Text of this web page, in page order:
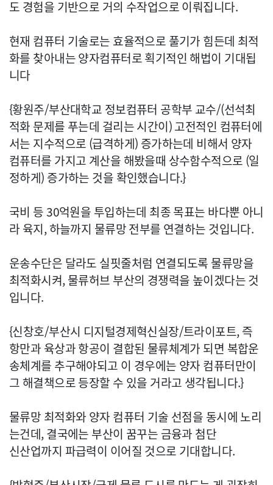
도 경험을 기반으로 거의 수작업으로 이뤄집니다.
현재 컴퓨터 기술로는 효율적으로 풀기가 힘든데 최적
화를 찾아내는 양자컴퓨터로 획기적인 해법이 기대됩
니다
{황원주/부산대학교 정보컴퓨터 공학부 교수/(선석최
적화 문제를 푸는데 걸리는 시간이) 고전적인 컴퓨터에
서는 지수적으로 (급격하게) 증가하는데 비해서 양자
컴퓨터를 가지고 계산을 해봤을때 상수함수적으로 (일
정하게) 증가하는 것을 확인했습니다.}
국비 등 30억원을 투입하는데 최종 목표는 바다뿐 아니
라 육지, 하늘까지 물류망 전부를 연결하는 것입니다.
운송수단은 달라도 실핏줄처럼 연결되도록 물류망을
최적화시켜, 물류허브 부산의 경쟁력을 높이겠다는 것
입니다.
{신창호/부산시 디지털경제혁신실장/트라이포트, 즉
항만과 육상과 항공이 결합된 물류체계가 되면 복합운
송체계를 추구해야되고 이 경우에는 양자 컴퓨터만이
그 해결책으로 등장할 수 있을 거라고 생각됩니다.}
물류망 최적화와 양자 컴퓨터 기술 선점을 동시에 노리
는건데, 결국에는 부산이 꿈꾸는 금융과 첨단
신산업까지 파급력이 이어질 것으로 기대합니다.